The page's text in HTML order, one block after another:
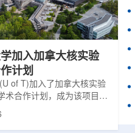
供。)微电子器件广泛用于
记本电脑、安全通信和人
加入加拿大核实验
计划
of T)加入了加拿大核实验
术合作计划，成为该项目中
机构。这项举措旨在加强